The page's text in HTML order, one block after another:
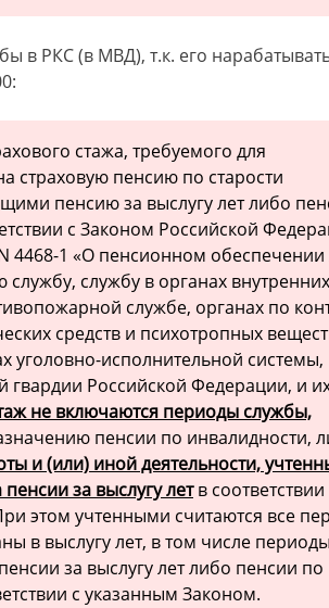
в РКС (в МВД), т.к. его
стажа, требуемого для
страховую пенсию по старости
пенсию за выслугу лет либо
с Законом Российской
4468-1 «О пенсионном обеспечении
службу в органах
службе, органах по
средств и психотропных
уголовно-исполнительной системы,
гвардии Российской Федерации, и
не включаются периоды службы,
пенсии по инвалидности,
и (или) иной деятельности,
за выслугу летв соответствии
этом учтенными считаются все
в выслугу лет, в том числе
за выслугу лет либо пенсии по
с указанным Законом.